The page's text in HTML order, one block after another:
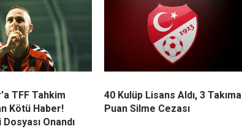
TFF Tahkim
Kötü Haber!
Onandı
40 Kulüp Lisans Aldı, 3 Takıma
Puan Silme Cezası